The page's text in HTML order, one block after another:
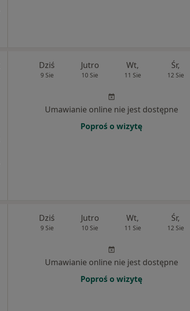
Dziś
9 Sie
Jutro
10 Sie
Wt,
11 Sie
Śr,
12 Sie
Umawianie online nie jest dostępne
Poproś o wizytę
Dziś
9 Sie
Jutro
10 Sie
Wt,
11 Sie
Śr,
12 Sie
Umawianie online nie jest dostępne
Poproś o wizytę